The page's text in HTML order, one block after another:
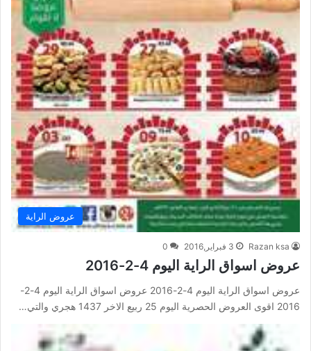
عروض الراية
Razan ksa 3 فبراير,2016 0
عروض اسواق الراية اليوم 4-2-2016
عروض اسواق الراية اليوم 4-2-2016 عروض اسواق الراية اليوم 4-2-
2016 اقوى العروض الحصرية اليوم 25 ربيع الاخر 1437 هجري والتي…